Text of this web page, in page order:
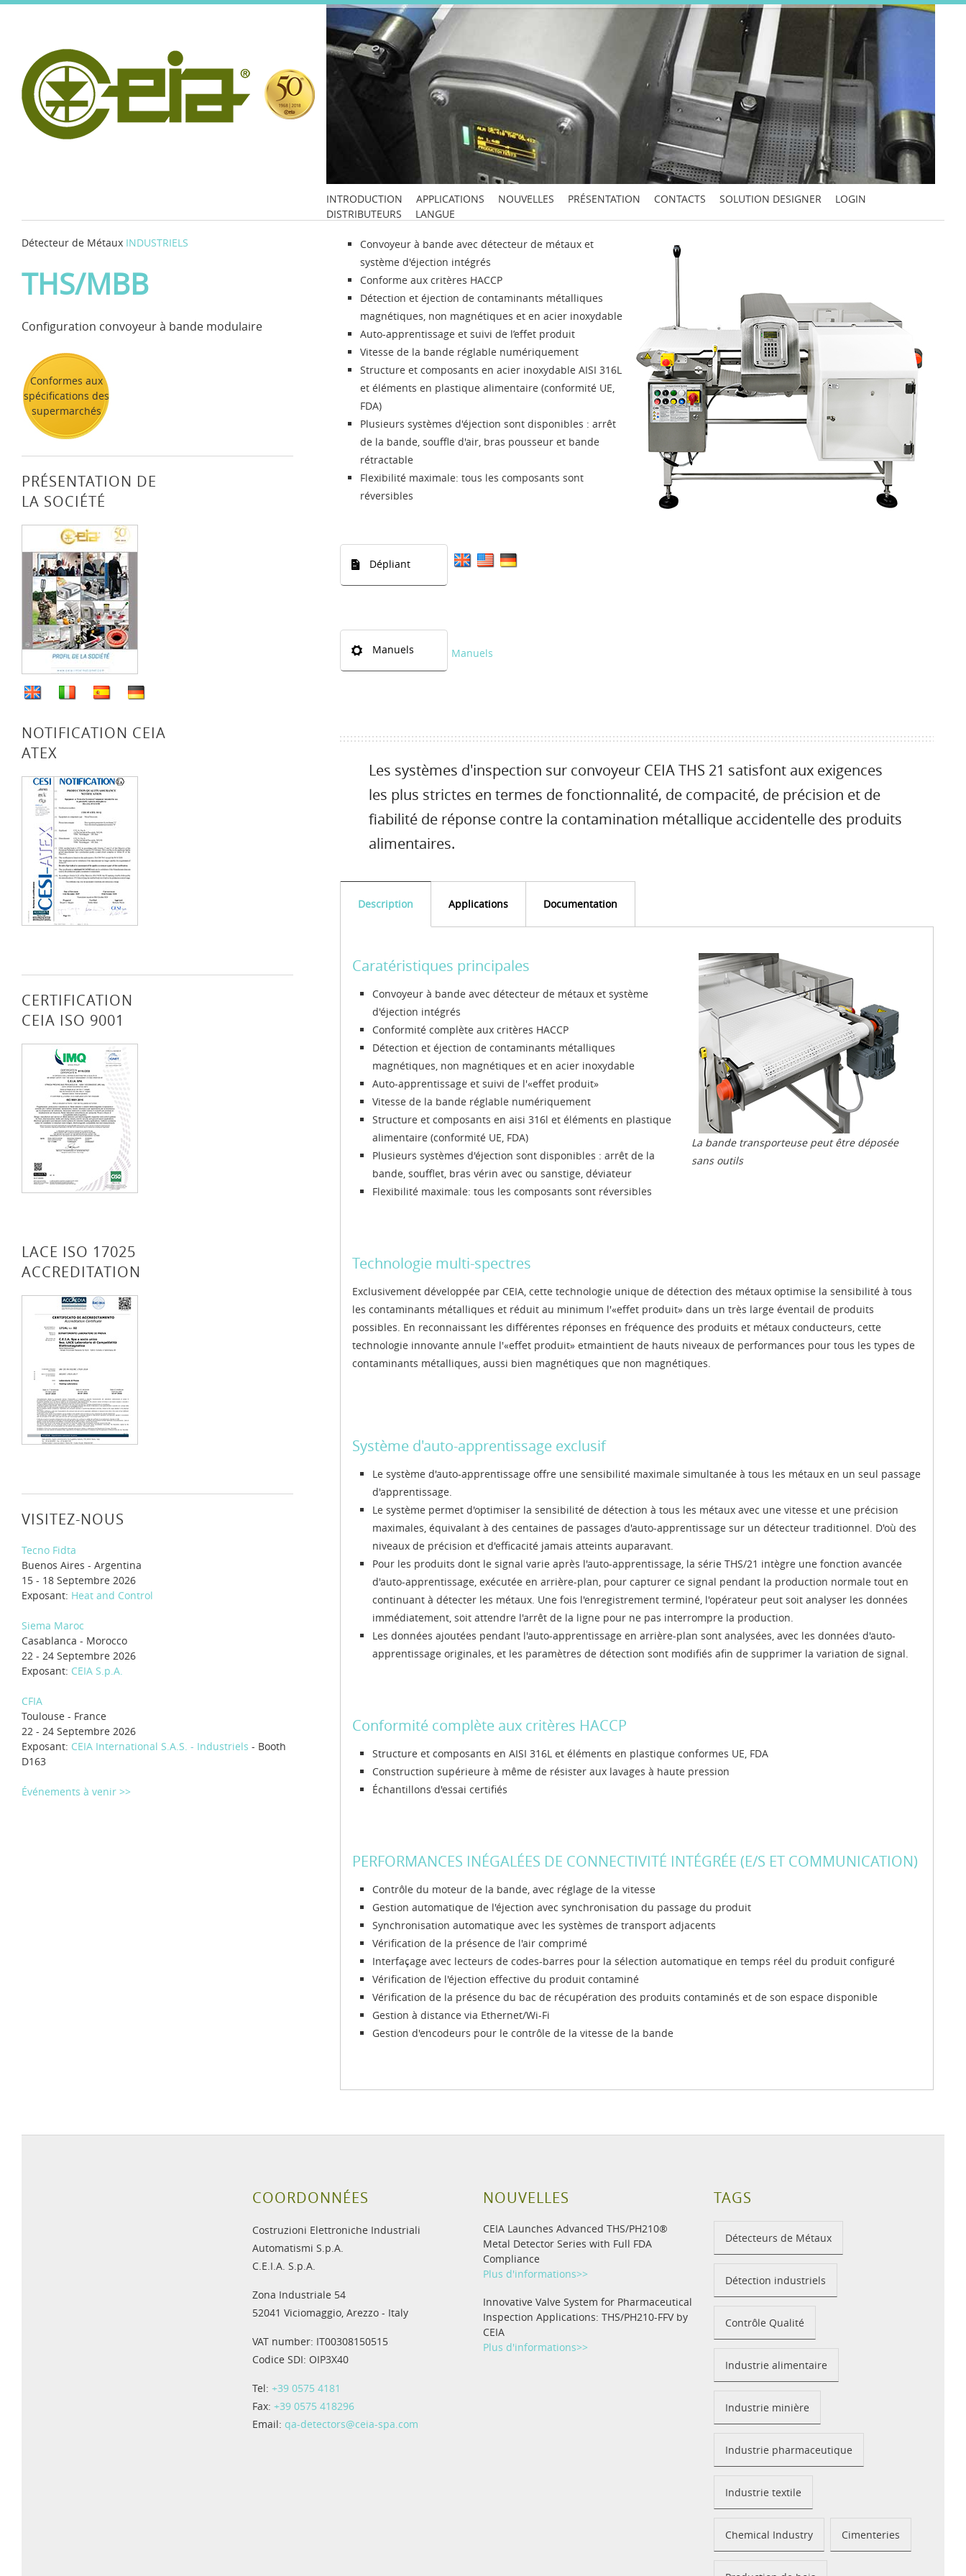
INTRODUCTION APPLICATIONS NOUVELLES PRÉSENTATION CONTACTS SOLUTION DESIGNER
LOGIN
DISTRIBUTEURS
LANGUE
Détecteur de Métaux INDUSTRIELS
THS/MBB
Configuration convoyeur à bande modulaire
Conformes aux
spécifications des
supermarchés
PRÉSENTATION DE
LA SOCIÉTÉ
NOTIFICATION CEIA
ATEX
CERTIFICATION
CEIA ISO 9001
LACE ISO 17025
ACCREDITATION
VISITEZ-NOUS
Tecno Fidta
Buenos Aires - Argentina
15 - 18 Septembre 2026
Exposant: Heat and Control
Siema Maroc
Casablanca - Morocco
22 - 24 Septembre 2026
Exposant: CEIA S.p.A.
CFIA
Toulouse - France
22 - 24 Septembre 2026
Exposant: CEIA International S.A.S. - Industriels - Booth
D163
Événements à venir >>
Convoyeur à bande avec détecteur de métaux et
système d'éjection intégrés
Conforme aux critères HACCP
Détection et éjection de contaminants métalliques
magnétiques, non magnétiques et en acier inoxydable
Auto-apprentissage et suivi de l’effet produit
Vitesse de la bande réglable numériquement
Structure et composants en acier inoxydable AISI 316L
et éléments en plastique alimentaire (conformité UE,
FDA)
Plusieurs systèmes d'éjection sont disponibles : arrêt
de la bande, souffle d'air, bras pousseur et bande
rétractable
Flexibilité maximale: tous les composants sont
réversibles
Dépliant
Manuels Manuels
Les systèmes d'inspection sur convoyeur CEIA THS 21 satisfont aux exigences
les plus strictes en termes de fonctionnalité, de compacité, de précision et de
fiabilité de réponse contre la contamination métallique accidentelle des produits
alimentaires.
Description Applications Documentation
La bande transporteuse peut être déposée
sans outils
Caratéristiques principales
Convoyeur à bande avec détecteur de métaux et système
d'éjection intégrés
Conformité complète aux critères HACCP
Détection et éjection de contaminants métalliques
magnétiques, non magnétiques et en acier inoxydable
Auto-apprentissage et suivi de l'«effet produit»
Vitesse de la bande réglable numériquement
Structure et composants en aisi 316l et éléments en plastique
alimentaire (conformité UE, FDA)
Plusieurs systèmes d'éjection sont disponibles : arrêt de la
bande, soufflet, bras vérin avec ou sanstige, déviateur
Flexibilité maximale: tous les composants sont réversibles
Technologie multi-spectres
Exclusivement développée par CEIA, cette technologie unique de détection des métaux optimise la sensibilité à tous
les contaminants métalliques et réduit au minimum l'«effet produit» dans un très large éventail de produits
possibles. En reconnaissant les différentes réponses en fréquence des produits et métaux conducteurs, cette
technologie innovante annule l'«effet produit» etmaintient de hauts niveaux de performances pour tous les types de
contaminants métalliques, aussi bien magnétiques que non magnétiques.
Système d'auto-apprentissage exclusif
Le système d'auto-apprentissage offre une sensibilité maximale simultanée à tous les métaux en un seul passage
d'apprentissage.
Le système permet d'optimiser la sensibilité de détection à tous les métaux avec une vitesse et une précision
maximales, équivalant à des centaines de passages d'auto-apprentissage sur un détecteur traditionnel. D'où des
niveaux de précision et d'efficacité jamais atteints auparavant.
Pour les produits dont le signal varie après l'auto-apprentissage, la série THS/21 intègre une fonction avancée
d'auto-apprentissage, exécutée en arrière-plan, pour capturer ce signal pendant la production normale tout en
continuant à détecter les métaux. Une fois l'enregistrement terminé, l'opérateur peut soit analyser les données
immédiatement, soit attendre l'arrêt de la ligne pour ne pas interrompre la production.
Les données ajoutées pendant l'auto-apprentissage en arrière-plan sont analysées, avec les données d'auto-
apprentissage originales, et les paramètres de détection sont modifiés afin de supprimer la variation de signal.
Conformité complète aux critères HACCP
Structure et composants en AISI 316L et éléments en plastique conformes UE, FDA
Construction supérieure à même de résister aux lavages à haute pression
Échantillons d'essai certifiés
PERFORMANCES INÉGALÉES DE CONNECTIVITÉ INTÉGRÉE (E/S ET COMMUNICATION)
Contrôle du moteur de la bande, avec réglage de la vitesse
Gestion automatique de l'éjection avec synchronisation du passage du produit
Synchronisation automatique avec les systèmes de transport adjacents
Vérification de la présence de l'air comprimé
Interfaçage avec lecteurs de codes-barres pour la sélection automatique en temps réel du produit configuré
Vérification de l'éjection effective du produit contaminé
Vérification de la présence du bac de récupération des produits contaminés et de son espace disponible
Gestion à distance via Ethernet/Wi-Fi
Gestion d'encodeurs pour le contrôle de la vitesse de la bande
COORDONNÉES
Costruzioni Elettroniche Industriali
Automatismi S.p.A.
C.E.I.A. S.p.A.
Zona Industriale 54
52041 Viciomaggio, Arezzo - Italy
VAT number: IT00308150515
Codice SDI: OIP3X40
Tel: +39 0575 4181
Fax: +39 0575 418296
Email: qa-detectors@ceia-spa.com
NOUVELLES
CEIA Launches Advanced THS/PH210®
Metal Detector Series with Full FDA
Compliance
Plus d'informations>>
Innovative Valve System for Pharmaceutical
Inspection Applications: THS/PH210-FFV by
CEIA
Plus d'informations>>
TAGS
Détecteurs de Métaux
Détection industriels
Contrôle Qualité
Industrie alimentaire
Industrie minière
Industrie pharmaceutique
Industrie textile
Chemical Industry Cimenteries